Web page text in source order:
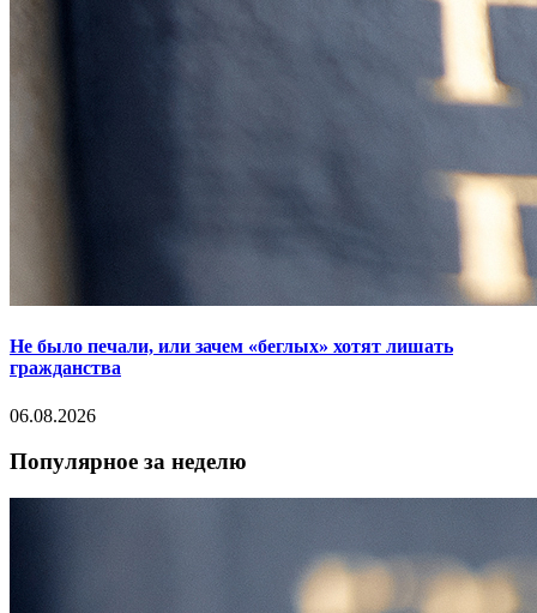
Не было печали, или зачем «беглых» хотят лишать
гражданства
06.08.2026
Популярное за неделю